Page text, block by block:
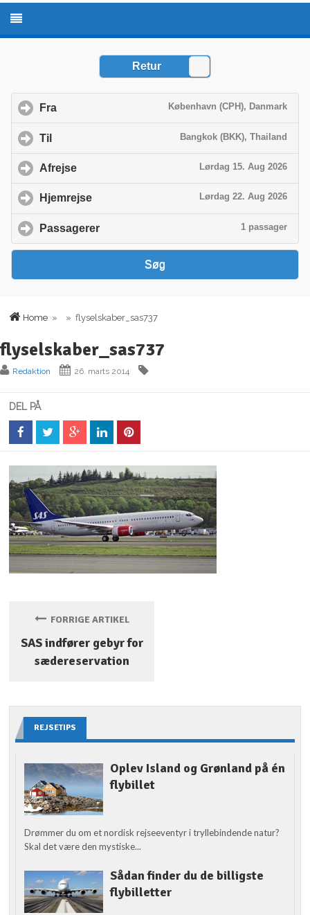
Home » » flyselskaber_sas737
flyselskaber_sas737
Redaktion 26. marts 2014
DEL PÅ
FORRIGE ARTIKEL
SAS indfører gebyr for
sædereservation
REJSETIPS
Oplev Island og Grønland på én
flybillet
Drømmer du om et nordisk rejseeventyr i tryllebindende natur?
Skal det være den mystiske...
Sådan finder du de billigste
flybilletter